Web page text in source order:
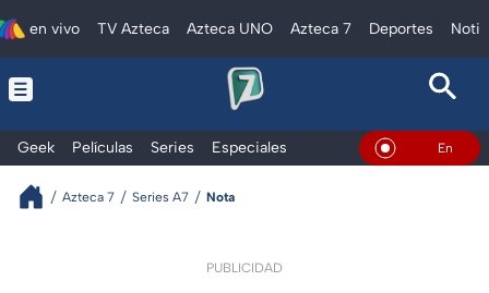
en vivo TV Azteca Azteca UNO Azteca 7 Deportes
Geek Películas Series Especiales En Vivo
Azteca 7 Series A7 Nota
PUBLICIDAD